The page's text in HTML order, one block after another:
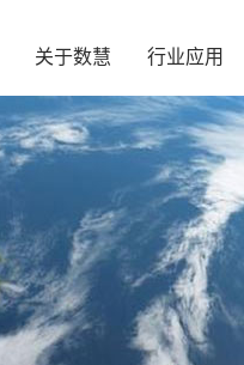
关于数慧 行业应用